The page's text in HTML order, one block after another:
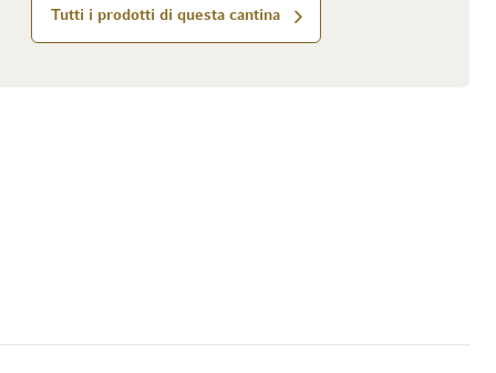
Tutti i prodotti di questa cantina